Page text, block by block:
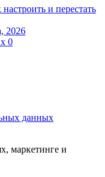
и перестать
2026
0
данных
маркетинге и